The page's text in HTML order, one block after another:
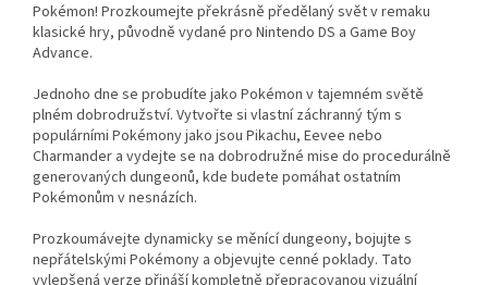
Pokémon! Prozkoumejte překrásně předělaný svět v remaku
klasické hry, původně vydané pro Nintendo DS a Game Boy
Advance.
Jednoho dne se probudíte jako Pokémon v tajemném světě
plném dobrodružství. Vytvořte si vlastní záchranný tým s
populárními Pokémony jako jsou Pikachu, Eevee nebo
Charmander a vydejte se na dobrodružné mise do procedurálně
generovaných dungeonů, kde budete pomáhat ostatním
Pokémonům v nesnázích.
Prozkoumávejte dynamicky se měnící dungeony, bojujte s
nepřátelskými Pokémony a objevujte cenné poklady. Tato
vylepšená verze přináší kompletně přepracovanou vizuální